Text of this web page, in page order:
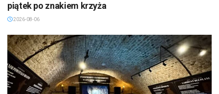
piątek po znakiem krzyża
2026-08-06